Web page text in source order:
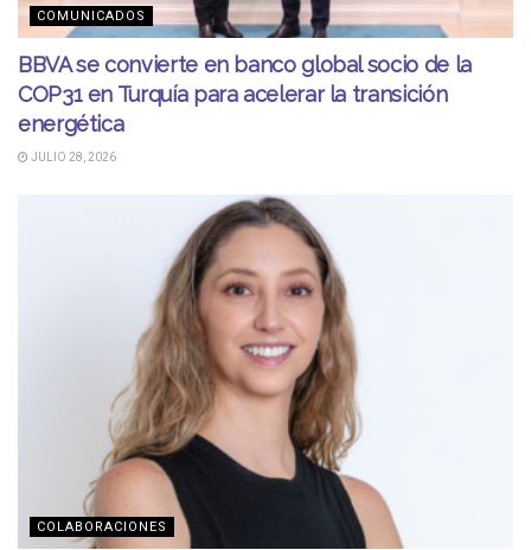
COMUNICADOS
BBVA se convierte en banco global socio de la
COP31 en Turquía para acelerar la transición
energética
JULIO 28, 2026
COLABORACIONES